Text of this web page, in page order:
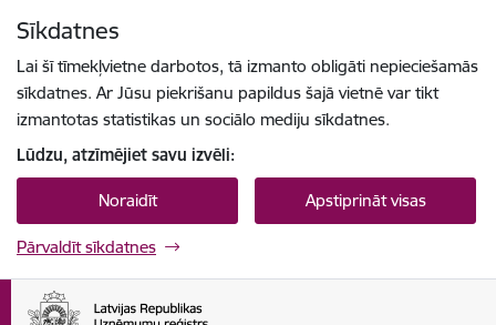
Sīkdatnes
Lai šī tīmekļvietne darbotos, tā izmanto obligāti nepieciešamās
sīkdatnes. Ar Jūsu piekrišanu papildus šajā vietnē var tikt
izmantotas statistikas un sociālo mediju sīkdatnes.
Lūdzu, atzīmējiet savu izvēli:
Noraidīt Apstiprināt visas
Pārvaldīt sīkdatnes